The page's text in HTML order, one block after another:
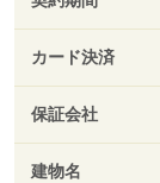
カード決済
保証会社
建物名